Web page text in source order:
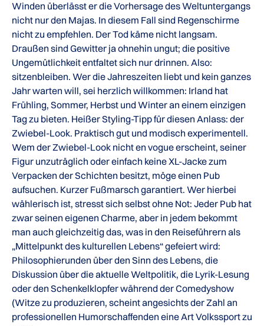
Winden überlässt er die Vorhersage des Weltuntergangs
nicht nur den Majas. In diesem Fall sind Regenschirme
nicht zu empfehlen. Der Tod käme nicht langsam.
Draußen sind Gewitter ja ohnehin ungut; die positive
Ungemütlichkeit entfaltet sich nur drinnen. Also:
sitzenbleiben. Wer die Jahreszeiten liebt und kein ganzes
Jahr warten will, sei herzlich willkommen: Irland hat
Frühling, Sommer, Herbst und Winter an einem einzigen
Tag zu bieten. Heißer Styling-Tipp für diesen Anlass: der
Zwiebel-Look. Praktisch gut und modisch experimentell.
Wem der Zwiebel-Look nicht en vogue erscheint, seiner
Figur unzuträglich oder einfach keine XL-Jacke zum
Verpacken der Schichten besitzt, möge einen Pub
aufsuchen. Kurzer Fußmarsch garantiert. Wer hierbei
wählerisch ist, stresst sich selbst ohne Not: Jeder Pub hat
zwar seinen eigenen Charme, aber in jedem bekommt
man auch gleichzeitig das, was in den Reiseführern als
„Mittelpunkt des kulturellen Lebens“ gefeiert wird:
Philosophierunden über den Sinn des Lebens, die
Diskussion über die aktuelle Weltpolitik, die Lyrik-Lesung
oder den Schenkelklopfer während der Comedyshow
(Witze zu produzieren, scheint angesichts der Zahl an
professionellen Humorschaffenden eine Art Volkssport zu